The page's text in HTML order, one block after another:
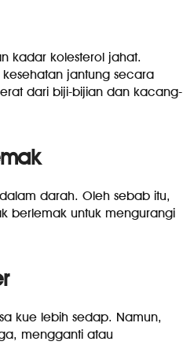
kadar kolesterol jahat.
jantung secara
dari biji-bijian dan kacang-
darah. Oleh sebab itu,
berlemak untuk mengurangi
kue lebih sedap. Namun,
mengganti atau